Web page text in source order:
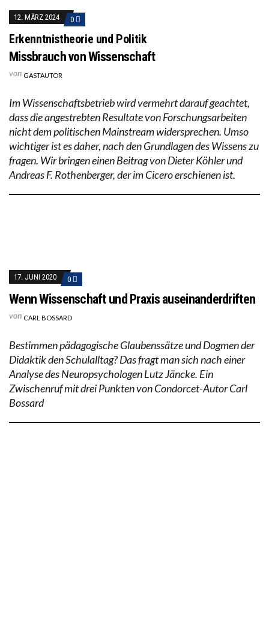
12. MÄRZ 2024 0
Erkenntnistheorie und Politik
Missbrauch von Wissenschaft
von GASTAUTOR
Im Wissenschaftsbetrieb wird vermehrt darauf geachtet,
dass die angestrebten Resultate von Forschungsarbeiten
nicht dem politischen Mainstream widersprechen. Umso
wichtiger ist es daher, nach den Grundlagen des Wissens zu
fragen. Wir bringen einen Beitrag von Dieter Köhler und
Andreas F. Rothenberger, der im Cicero erschienen ist.
17. JUNI 2020 0
Wenn Wissenschaft und Praxis auseinanderdriften
von CARL BOSSARD
Bestimmen pädagogische Glaubenssätze und Dogmen der
Didaktik den Schulalltag? Das fragt man sich nach einer
Analyse des Neuropsychologen Lutz Jäncke. Ein
Zwischenruf mit drei Punkten von Condorcet-Autor Carl
Bossard